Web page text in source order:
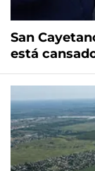
San
está